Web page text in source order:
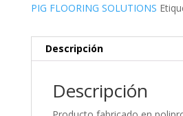
PIG FLOORING SOLUTIONS
Descripción
Descripción